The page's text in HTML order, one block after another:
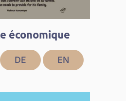
économique
DE EN